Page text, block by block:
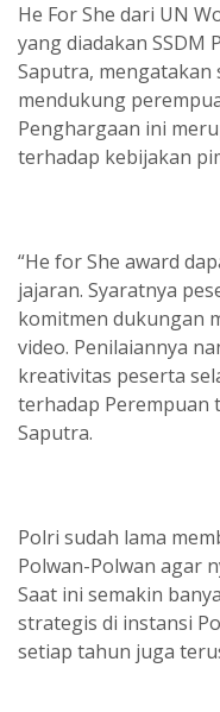
He For She dari UN
yang diadakan SSDM
Saputra, mengatakan
mendukung
Penghargaan ini
terhadap kebijakan
“He for She award
jajaran. Syaratnya
komitmen dukungan
video. Penilaiannya
kreativitas peserta
terhadap Perempuan
Saputra.
Polri sudah lama
Polwan-Polwan agar
Saat ini semakin
strategis di instansi
setiap tahun juga